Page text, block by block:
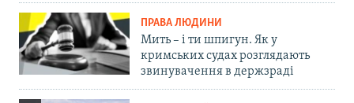
ПРАВА ЛЮДИНИ
Мить – і ти шпигун. Як у
кримських судах розглядають
звинувачення в держзраді